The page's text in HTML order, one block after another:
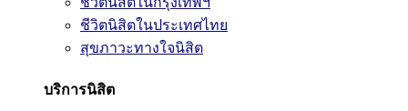
ชีวิตนิสิตในประเทศไทย
สุขภาวะทางใจนิสิต
บริการนิสิต